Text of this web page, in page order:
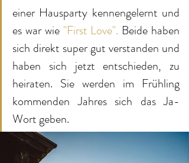
einer Hausparty kennengelernt und
es war wie "First Love". Beide haben
sich direkt super gut verstanden und
haben sich jetzt entschieden, zu
heiraten. Sie werden im Frühling
kommenden Jahres sich das Ja-
Wort geben.